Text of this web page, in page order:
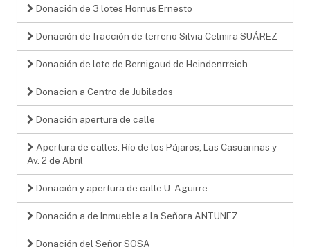
Donación de 3 lotes Hornus Ernesto
Donación de fracción de terreno Silvia Celmira SUÁREZ
Donación de lote de Bernigaud de Heindenrreich
Donacion a Centro de Jubilados
Donación apertura de calle
Apertura de calles: Río de los Pájaros, Las Casuarinas y
Av. 2 de Abril
Donación y apertura de calle U. Aguirre
Donación a de Inmueble a la Señora ANTUNEZ
Donación del Señor SOSA